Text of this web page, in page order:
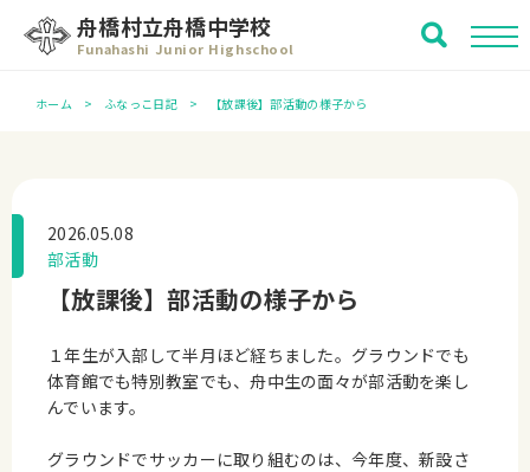
舟橋村立舟橋中学校
Funahashi Junior Highschool
ホーム ふなっこ日記 【放課後】部活動の様子から
2026.05.08
部活動
【放課後】部活動の様子から
１年生が入部して半月ほど経ちました。グラウンドでも
体育館でも特別教室でも、舟中生の面々が部活動を楽し
んでいます。
グラウンドでサッカーに取り組むのは、今年度、新設さ